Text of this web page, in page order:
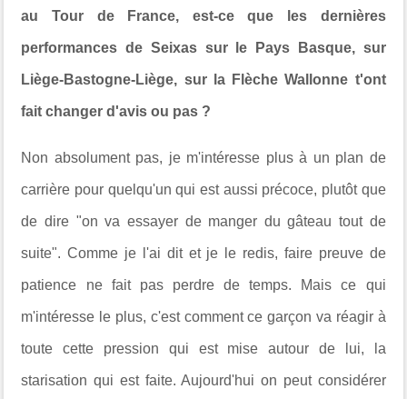
au Tour de France, est-ce que les dernières
performances de Seixas sur le Pays Basque, sur
Liège-Bastogne-Liège, sur la Flèche Wallonne t'ont
fait changer d'avis ou pas ?
Non absolument pas, je m'intéresse plus à un plan de
carrière pour quelqu'un qui est aussi précoce, plutôt que
de dire "on va essayer de manger du gâteau tout de
suite". Comme je l'ai dit et je le redis, faire preuve de
patience ne fait pas perdre de temps. Mais ce qui
m'intéresse le plus, c'est comment ce garçon va réagir à
toute cette pression qui est mise autour de lui, la
starisation qui est faite. Aujourd'hui on peut considérer